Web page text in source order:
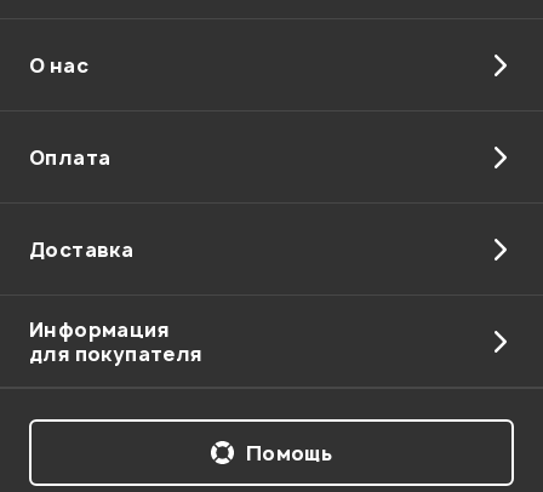
Отправить
О нас
Оплата
Доставка
Информация
для покупателя
Помощь